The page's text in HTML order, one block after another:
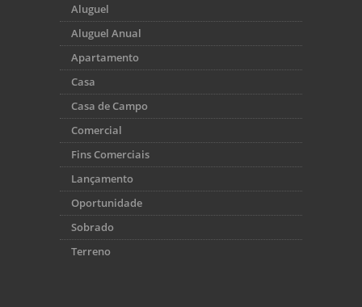
Aluguel
Aluguel Anual
Apartamento
Casa
Casa de Campo
Comercial
Fins Comerciais
Lançamento
Oportunidade
Sobrado
Terreno